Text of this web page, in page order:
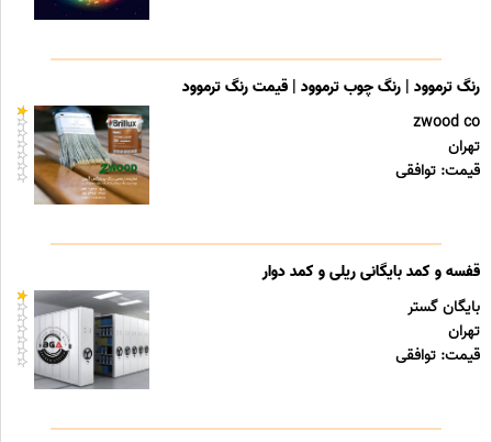
رنگ ترموود | رنگ چوب ترموود | قیمت رنگ ترموود
zwood co
تهران
قیمت: توافقی
قفسه و کمد بایگانی ریلی و کمد دوار
بایگان گستر
تهران
قیمت: توافقی